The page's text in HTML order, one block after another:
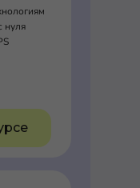
нуля